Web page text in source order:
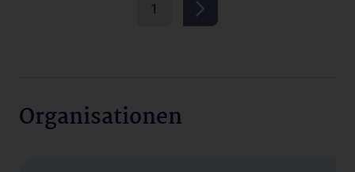
1
Organisationen